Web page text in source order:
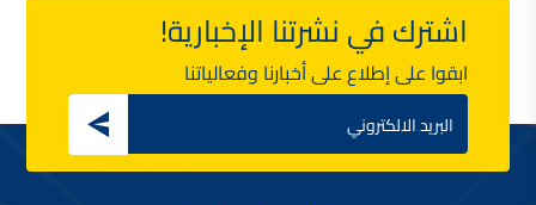
اشترك في نشرتنا الإخبارية!
ابقوا على إطلاع على أخبارنا وفعالياتنا
Email